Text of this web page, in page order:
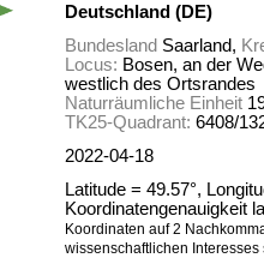
Deutschland (DE)
Bundesland Saarland,
Locus: Bosen, an der
westlich des Ortsrandes
Naturräumliche Einheit
TK25-Quadrant: 6408/
2022-04-18
Latitude = 49.57°,
Koordinatengenauigkeit
Koordinaten auf 2
wissenschaftlichen